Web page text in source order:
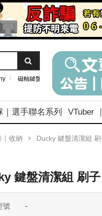
磁軸鍵盤
｜選手聯名系列 VTuber
｜收納 Ducky 鍵盤清潔組 刷子 拔
鍵盤清潔組 刷
號
-